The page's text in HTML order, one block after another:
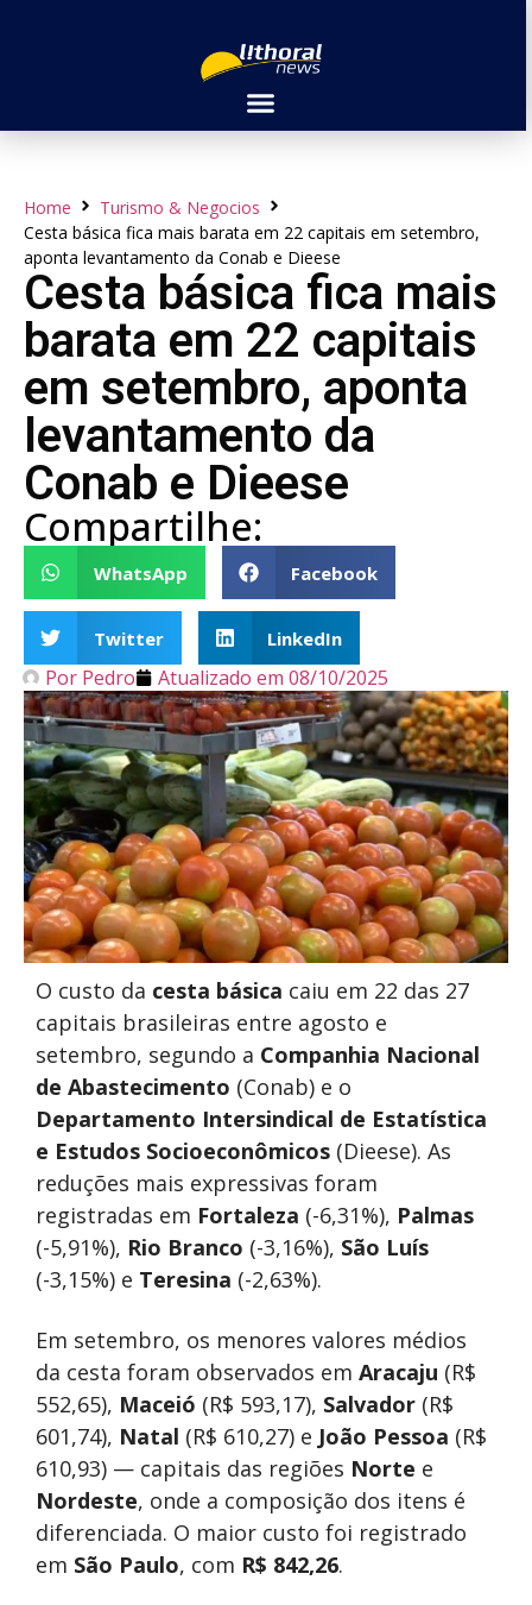
Home
Turismo & Negocios
Cesta básica fica mais barata em 22 capitais em setembro,
aponta levantamento da Conab e Dieese
Cesta básica fica mais
barata em 22 capitais
em setembro, aponta
levantamento da
Conab e Dieese
Compartilhe:
WhatsApp Facebook
Twitter LinkedIn
Por Pedro Atualizado em 08/10/2025
O custo da cesta básica caiu em 22 das 27
capitais brasileiras entre agosto e
setembro, segundo a Companhia Nacional
de Abastecimento (Conab) e o
Departamento Intersindical de Estatística
e Estudos Socioeconômicos (Dieese). As
reduções mais expressivas foram
registradas em Fortaleza (-6,31%), Palmas
(-5,91%), Rio Branco (-3,16%), São Luís
(-3,15%) e Teresina (-2,63%).
Em setembro, os menores valores médios
da cesta foram observados em Aracaju (R$
552,65), Maceió (R$ 593,17), Salvador (R$
601,74), Natal (R$ 610,27) e João Pessoa (R$
610,93) — capitais das regiões Norte e
Nordeste, onde a composição dos itens é
diferenciada. O maior custo foi registrado
em São Paulo, com R$ 842,26.